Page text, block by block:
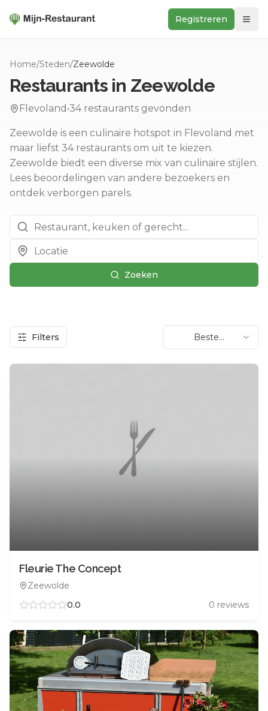
Registreren
In de buurt
Ontdek
Keukens
Foodwall
Reviews
Home/Steden/Zeewolde
Restaurants in Zeewolde
Flevoland •34restaurants gevonden
Zeewolde is een culinaire hotspot in Flevoland met
maar liefst 34 restaurants om uit te kiezen.
Zeewolde biedt een diverse mix van culinaire stijlen.
Lees beoordelingen van andere bezoekers en
ontdek verborgen parels.
Zoeken
Filters
Beste
beoordeling
Fleurie The Concept
Zeewolde
0.0
0 reviews